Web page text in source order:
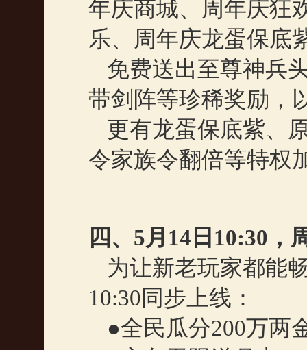
年庆商城、周年庆狂
乐、周年庆龙蛋保底
免费送出至尊神兵
带剑阵等珍稀奖励，
更有龙蛋保底紫、
令家族令翻倍等特权
四、 5月 14 日 10:30 ，
为让新老玩家都能
10:30同步上线：
●全民瓜分200万两